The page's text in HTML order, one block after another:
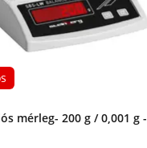
mérleg- 200 g / 0,001 g -